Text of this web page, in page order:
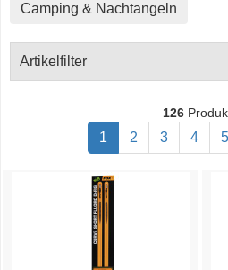
Camping & Nachtangeln
Artikelfilter
126
1 2 3 4 5